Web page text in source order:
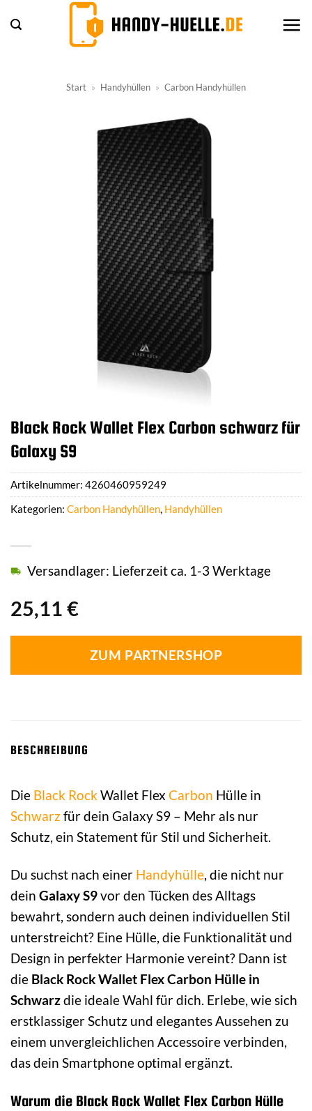
Inhalt
Start » Handyhüllen » Carbon Handyhüllen
Black Rock Wallet Flex Carbon schwarz für
Galaxy S9
25,11 €
Versandlager: Lieferzeit ca. 1-3 Werktage
ZUM PARTNERSHOP
Artikelnummer: 4260460959249
Kategorien: Carbon Handyhüllen, Handyhüllen
BESCHREIBUNG
Die Black RockWallet Flex Carbon Hülle in
Schwarzfür dein Galaxy S9 – Mehr als nur
Schutz, ein Statement für Stil und Sicherheit.
Du suchst nach einer Handyhülle, die nicht nur
dein Galaxy S9vor den Tücken des Alltags
bewahrt, sondern auch deinen individuellen Stil
unterstreicht? Eine Hülle, die Funktionalität und
Design in perfekter Harmonie vereint? Dann ist
die Black Rock Wallet Flex Carbon Hülle in
Schwarzdie ideale Wahl für dich. Erlebe, wie sich
erstklassiger Schutz und elegantes Aussehen zu
einem unvergleichlichen Accessoire verbinden,
das dein Smartphone optimal ergänzt.
Warum die Black Rock Wallet Flex Carbon Hülle